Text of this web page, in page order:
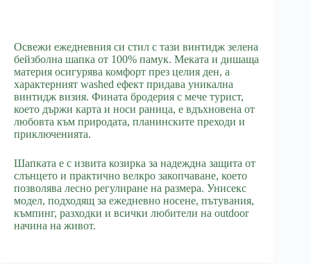
Освежи ежедневния си стил с тази винтидж зелена
бейзболна шапка от 100% памук. Меката и дишаща
материя осигурява комфорт през целия ден, а
характерният washed ефект придава уникална
винтидж визия. Фината бродерия с мече турист,
което държи карта и носи раница, е вдъхновена от
любовта към природата, планинските преходи и
приключенията.
Шапката е с извита козирка за надеждна защита от
слънцето и практично велкро закопчаване, което
позволява лесно регулиране на размера. Унисекс
модел, подходящ за ежедневно носене, пътувания,
къмпинг, разходки и всички любители на outdoor
начина на живот.